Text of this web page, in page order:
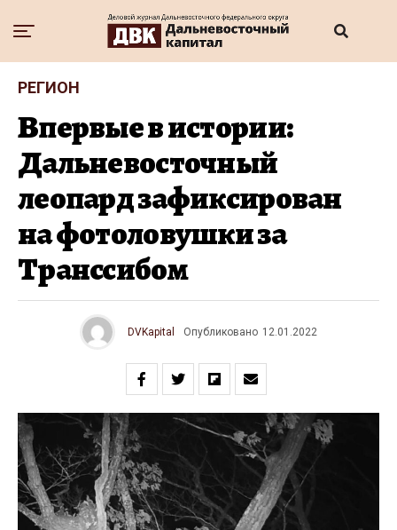
РЕГИОН
Впервые в истории:
Дальневосточный
леопард зафиксирован
на фотоловушки за
Транссибом
DVKapital Опубликовано 12.01.2022